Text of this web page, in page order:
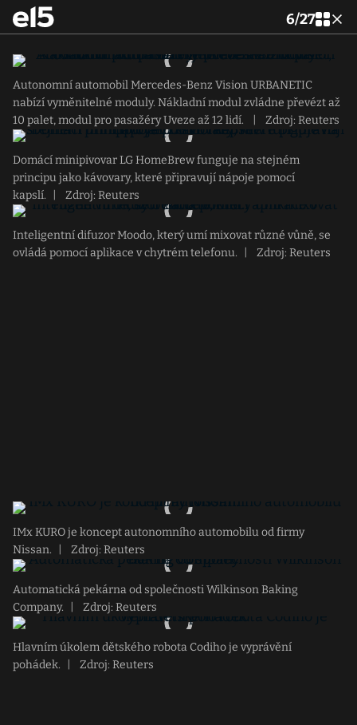
6/27
Autonomní automobil Mercedes-Benz Vision URBANETIC
nabízí vyměnitelné moduly. Nákladní modul zvládne převézt až
10 palet, modul pro pasažéry Uveze až 12 lidí.
Zdroj: Reuters
Domácí minipivovar LG HomeBrew funguje na stejném
principu jako kávovary, které připravují nápoje pomocí
kapslí.
Zdroj: Reuters
Inteligentní difuzor Moodo, který umí mixovat různé vůně, se
ovládá pomocí aplikace v chytrém telefonu.
Zdroj: Reuters
IMx KURO je koncept autonomního automobilu od firmy
Nissan.
Zdroj: Reuters
Automatická pekárna od společnosti Wilkinson Baking
Company.
Zdroj: Reuters
Hlavním úkolem dětského robota Codiho je vyprávění
pohádek.
Zdroj: Reuters